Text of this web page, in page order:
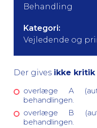
Behandling
Kategori:
Vejledende og
Der gives ikke kritik
overlæge A
behandlingen.
overlæge B
behandlingen.